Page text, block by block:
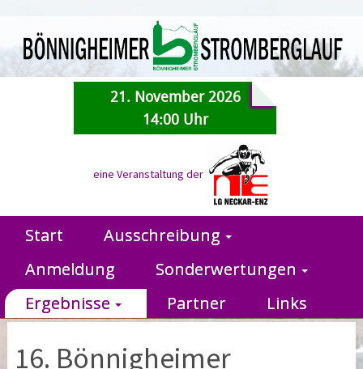
21. November 2026
14:00 Uhr
eine Veranstaltung der
Start
Ausschreibung
Anmeldung
Sonderwertungen
Ergebnisse
Partner Links
16. Bönnigheimer